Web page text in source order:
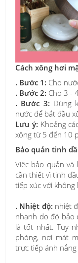
Cách xông hơi
. Bước 1: Cho
. Bước 2: Cho 3 -
. Bước 3: Dùng
nước để bắt đầu
Lưu ý: Khoảng
xông từ 5 đến 10
Bảo quản tinh
Việc bảo quản
cần thiết vì tinh
tiếp xúc với
. Nhiệt độ: nhiệt
nhanh do đó bảo
là tốt nhất. Tuy
phòng, nơi mát
trực tiếp ánh